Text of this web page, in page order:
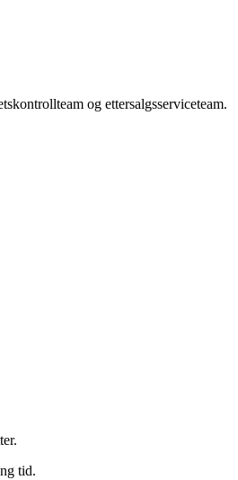
og ettersalgsserviceteam.
tid.